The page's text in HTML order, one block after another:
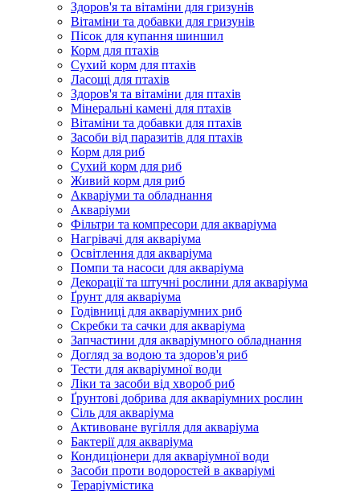
Здоров'я та вітаміни для гризунів
Вітаміни та добавки для гризунів
Пісок для купання шиншил
Корм для птахів
Сухий корм для птахів
Ласощі для птахів
Здоров'я та вітаміни для птахів
Мінеральні камені для птахів
Вітаміни та добавки для птахів
Засоби від паразитів для птахів
Корм для риб
Сухий корм для риб
Живий корм для риб
Акваріуми та обладнання
Акваріуми
Фільтри та компресори для акваріума
Нагрівачі для акваріума
Освітлення для акваріума
Помпи та насоси для акваріума
Декорації та штучні рослини для акваріума
Ґрунт для акваріума
Годівниці для акваріумних риб
Скребки та сачки для акваріума
Запчастини для акваріумного обладнання
Догляд за водою та здоров'я риб
Тести для акваріумної води
Ліки та засоби від хвороб риб
Ґрунтові добрива для акваріумних рослин
Сіль для акваріума
Активоване вугілля для акваріума
Бактерії для акваріума
Кондиціонери для акваріумної води
Засоби проти водоростей в акваріумі
Тераріумістика